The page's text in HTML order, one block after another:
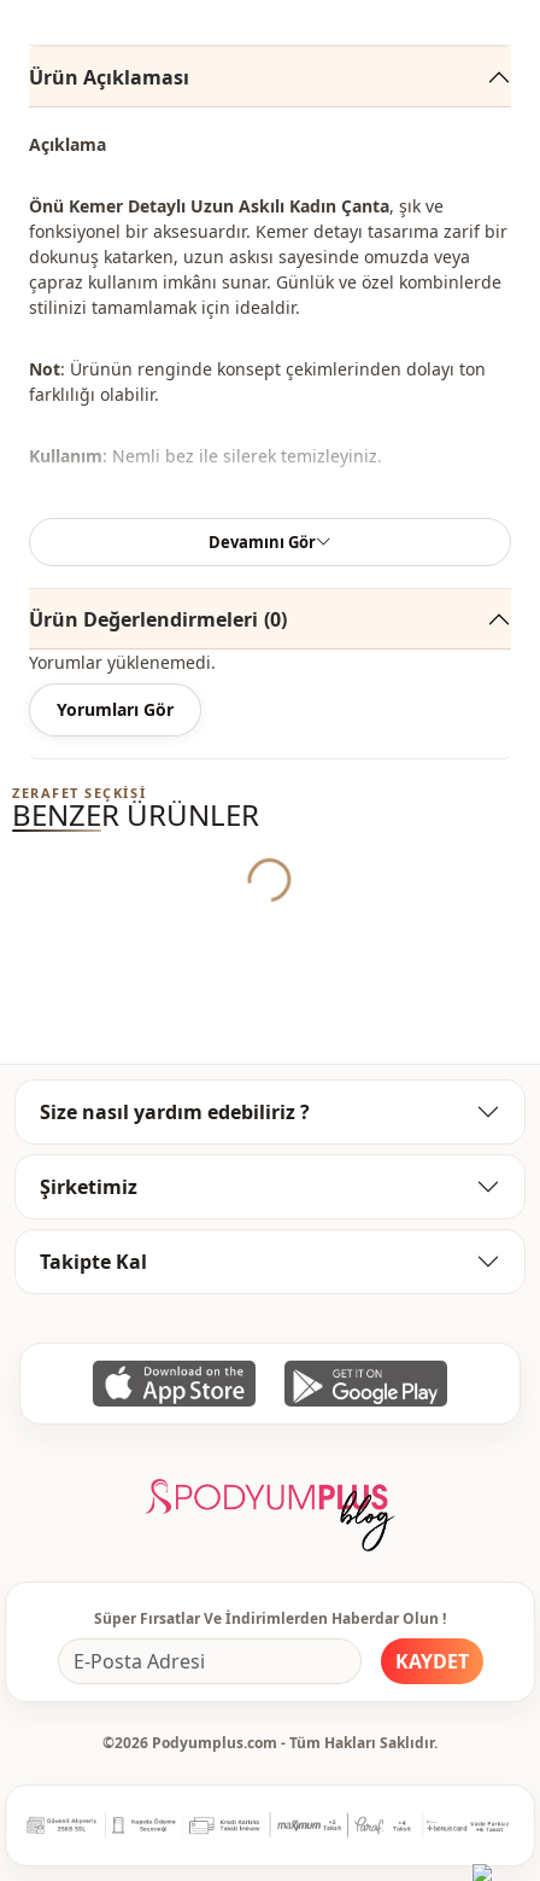
Ürün Açıklaması
Açıklama
Önü Kemer Detaylı Uzun Askılı Kadın Çanta, şık ve
fonksiyonel bir aksesuardır. Kemer detayı tasarıma zarif bir
dokunuş katarken, uzun askısı sayesinde omuzda veya
çapraz kullanım imkânı sunar. Günlük ve özel kombinlerde
stilinizi tamamlamak için idealdir.
Not: Ürünün renginde konsept çekimlerinden dolayı ton
farklılığı olabilir.
Kullanım: Nemli bez ile silerek temizleyiniz.
Mevsi̇m Yazlık
Mevsi̇m Kışlık
Mevsi̇m Mevsimlik
Kumaş Suni deri
Kategori̇
Sti̇l Spor
Kapama şekli̇ Fermuarlı
Fermuarlı
Devamını Gör
Ürün Değerlendirmeleri (0)
Yorumlar yüklenemedi.
Yorumları Gör
ZERAFET SEÇKISI
BENZER ÜRÜNLER
Yukleniyor...
Size nasıl yardım edebiliriz ?
Şirketimiz
Takipte Kal
Süper Fırsatlar Ve İndirimlerden Haberdar Olun !
KAYDET
©2026 Podyumplus.com - Tüm Hakları Saklıdır.